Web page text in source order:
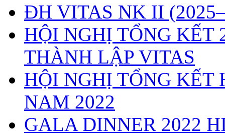
ĐH VITAS NK II
HỘI NGHỊ TỔNG
THÀNH LẬP VITAS
HỘI NGHỊ TỔNG KẾT
NAM 2022
GALA DINNER 2022